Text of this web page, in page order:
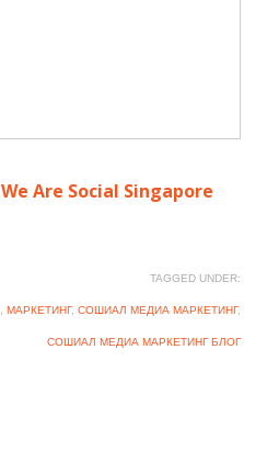
We Are Social Singapore
TAGGED UNDER:
МАРКЕТИНГ, СОШИАЛ МЕДИА МАРКЕТИНГ,
СОШИАЛ МЕДИА МАРКЕТИНГ БЛОГ